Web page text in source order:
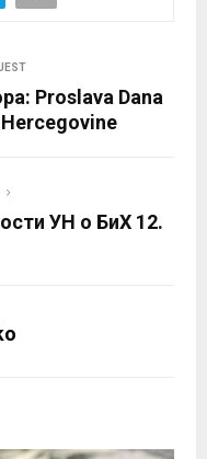
Proslava Dana
УН о БиХ 12.